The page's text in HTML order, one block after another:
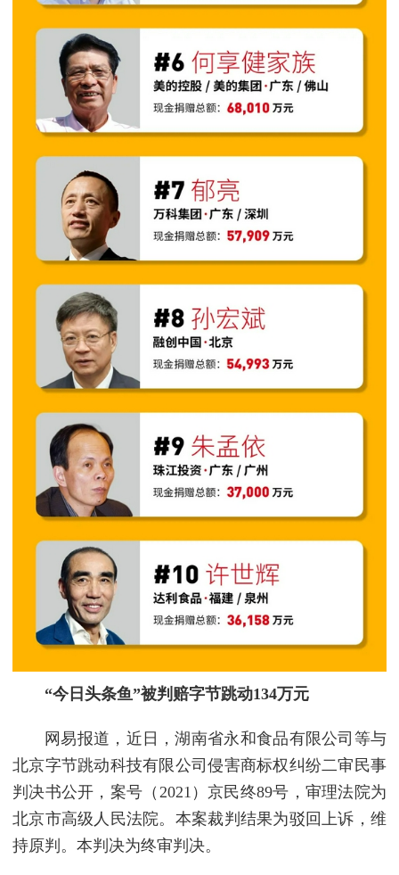
“今日头条鱼”被判赔字节跳动134万元
网易报道，近日，湖南省永和食品有限公司等与
北京字节跳动科技有限公司侵害商标权纠纷二审民事
判决书公开，案号（2021）京民终89号，审理法院为
北京市高级人民法院。本案裁判结果为驳回上诉，维
持原判。本判决为终审判决。